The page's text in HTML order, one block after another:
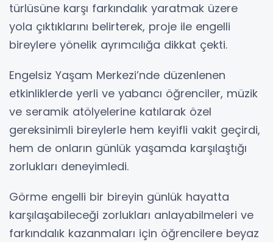
türlüsüne karşı farkındalık yaratmak üzere
yola çıktıklarını belirterek, proje ile engelli
bireylere yönelik ayrımcılığa dikkat çekti.
Engelsiz Yaşam Merkezi’nde düzenlenen
etkinliklerde yerli ve yabancı öğrenciler, müzik
ve seramik atölyelerine katılarak özel
gereksinimli bireylerle hem keyifli vakit geçirdi,
hem de onların günlük yaşamda karşılaştığı
zorlukları deneyimledi.
Görme engelli bir bireyin günlük hayatta
karşılaşabileceği zorlukları anlayabilmeleri ve
farkındalık kazanmaları için öğrencilere beyaz